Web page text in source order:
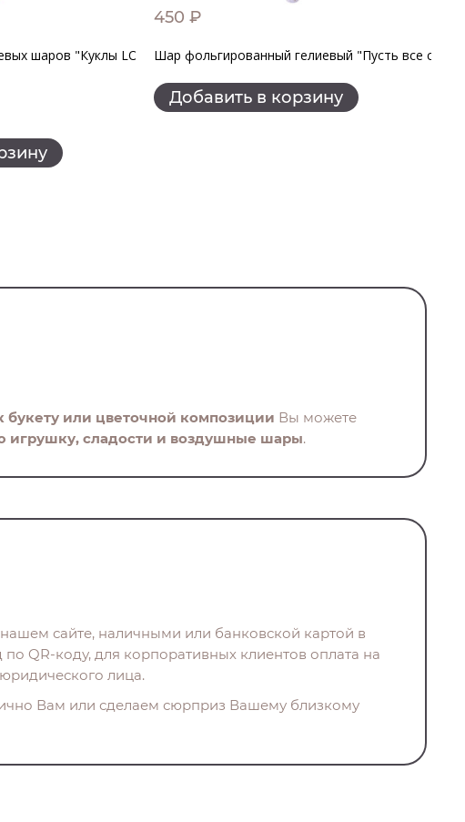
нее"шаров "Куклы LOL"
450 ₽
Шар фольгированный гелиевый "Пусть все
Добавить в корзину
букету или цветочной композиции Вы можете
игрушку, сладости и воздушные шары.
сайте, наличными или банковской картой в
по QR-коду, для корпоративных клиентов оплата на
лица.
Вам или сделаем сюрприз Вашему близкому